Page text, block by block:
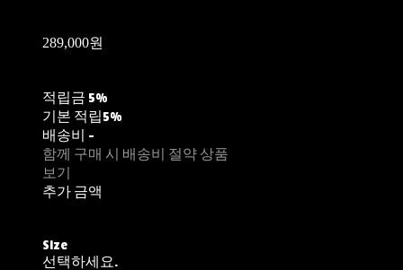
289,000원
적립금 5%
기본 적립5%
배송비 -
함께 구매 시 배송비 절약 상품
보기
추가 금액
Size
선택하세요.